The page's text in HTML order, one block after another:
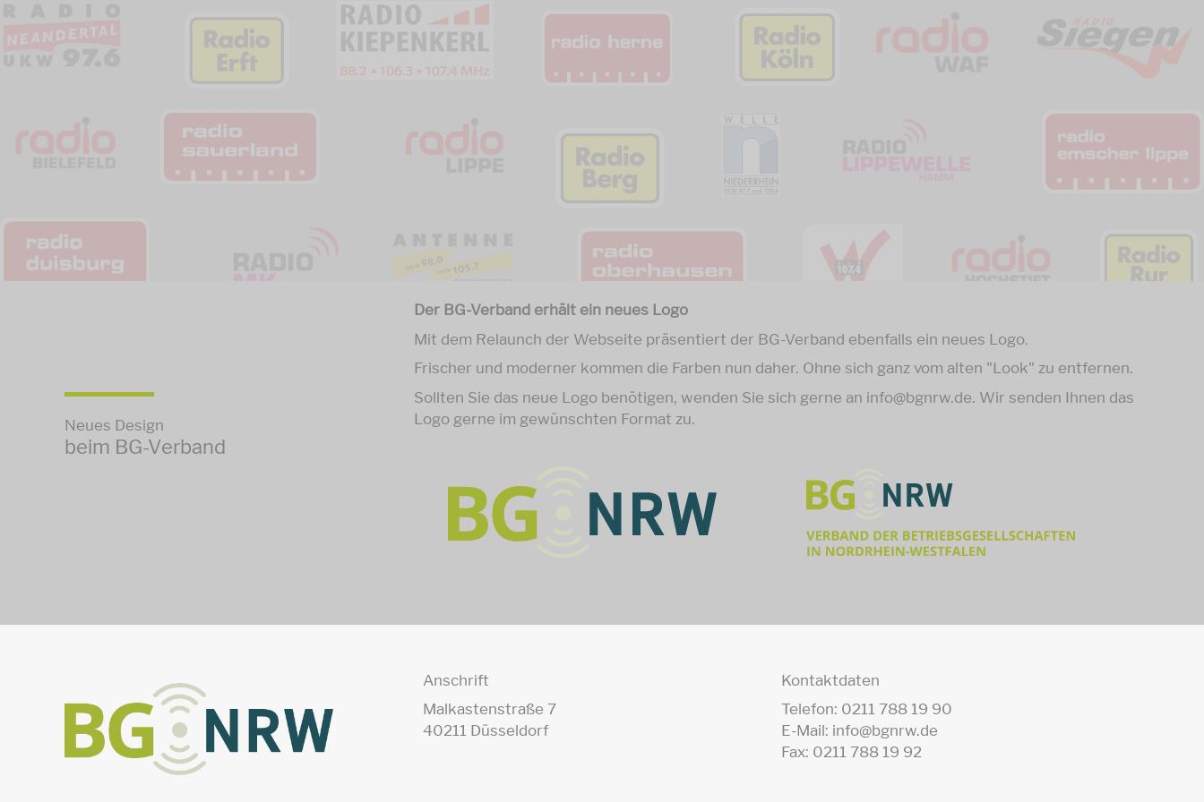
Neues Design
beim BG-Verband
Der BG-Verband erhält ein neues Logo
Mit dem Relaunch der Webseite präsentiert der BG-Verband ebenfalls ein neues Logo.
Frischer und moderner kommen die Farben nun daher. Ohne sich ganz vom alten "Look" zu entfernen.
Sollten Sie das neue Logo benötigen, wenden Sie sich gerne an info@bgnrw.de. Wir senden Ihnen das
Logo gerne im gewünschten Format zu.
Anschrift
Malkastenstraße 7
40211 Düsseldorf
Kontaktdaten
Telefon: 0211 788 19 90
E-Mail: info@bgnrw.de
Fax: 0211 788 19 92